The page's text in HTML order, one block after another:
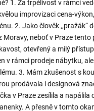
1. Za trpělivost v rámci
improvizaci cena-
2. Jako člověk ,,pražák“
Moravy, neboť v Praze tento
otevřený a milý
v rámci prodeje nábytku,
3. Mám zkušenost s
prodávala i designová
v Praze zesílila a napálila
A přesně v tomto